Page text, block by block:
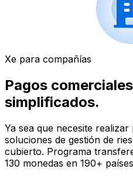
Xe para compañías
Pagos
simplificados.
Ya sea que necesite
soluciones de gestión de
cubierto. Programa
130 monedas en 190+